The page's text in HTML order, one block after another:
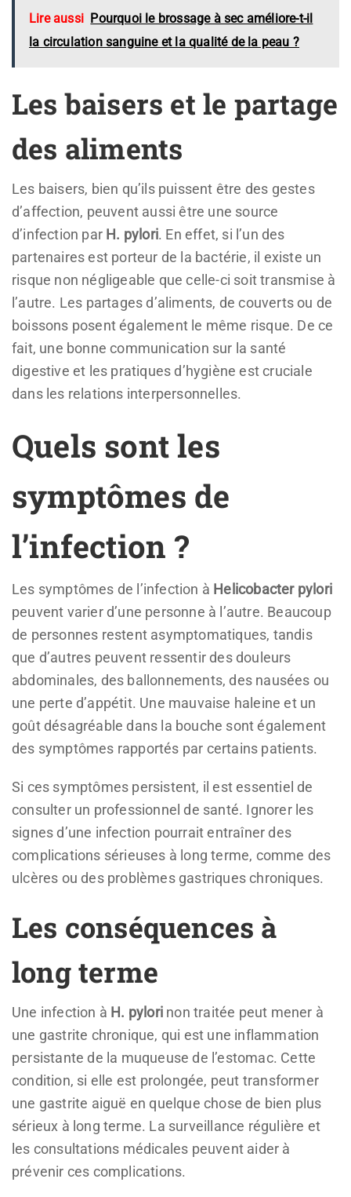
Lire aussi Pourquoi le brossage à sec améliore-t-il
la circulation sanguine et la qualité de la peau ?
Les baisers et le partage
des aliments
Les baisers, bien qu’ils puissent être des gestes
d’affection, peuvent aussi être une source
d’infection par H. pylori. En effet, si l’un des
partenaires est porteur de la bactérie, il existe un
risque non négligeable que celle-ci soit transmise à
l’autre. Les partages d’aliments, de couverts ou de
boissons posent également le même risque. De ce
fait, une bonne communication sur la santé
digestive et les pratiques d’hygiène est cruciale
dans les relations interpersonnelles.
Quels sont les
symptômes de
l’infection ?
Les symptômes de l’infection à Helicobacter pylori
peuvent varier d’une personne à l’autre. Beaucoup
de personnes restent asymptomatiques, tandis
que d’autres peuvent ressentir des douleurs
abdominales, des ballonnements, des nausées ou
une perte d’appétit. Une mauvaise haleine et un
goût désagréable dans la bouche sont également
des symptômes rapportés par certains patients.
Si ces symptômes persistent, il est essentiel de
consulter un professionnel de santé. Ignorer les
signes d’une infection pourrait entraîner des
complications sérieuses à long terme, comme des
ulcères ou des problèmes gastriques chroniques.
Les conséquences à
long terme
Une infection à H. pylori non traitée peut mener à
une gastrite chronique, qui est une inflammation
persistante de la muqueuse de l’estomac. Cette
condition, si elle est prolongée, peut transformer
une gastrite aiguë en quelque chose de bien plus
sérieux à long terme. La surveillance régulière et
les consultations médicales peuvent aider à
prévenir ces complications.